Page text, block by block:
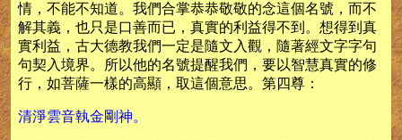
情，不能不知道。我們合掌恭恭敬敬的念這個名號，而不
解其義，也只是口善而已，真實的利益得不到。想得到真
實利益，古大德教我們一定是隨文入觀，隨著經文字字句
句契入境界。所以他的名號提醒我們，要以智慧真實的修
行，如菩薩一樣的高顯，取這個意思。第四尊：
清淨雲音執金剛神。